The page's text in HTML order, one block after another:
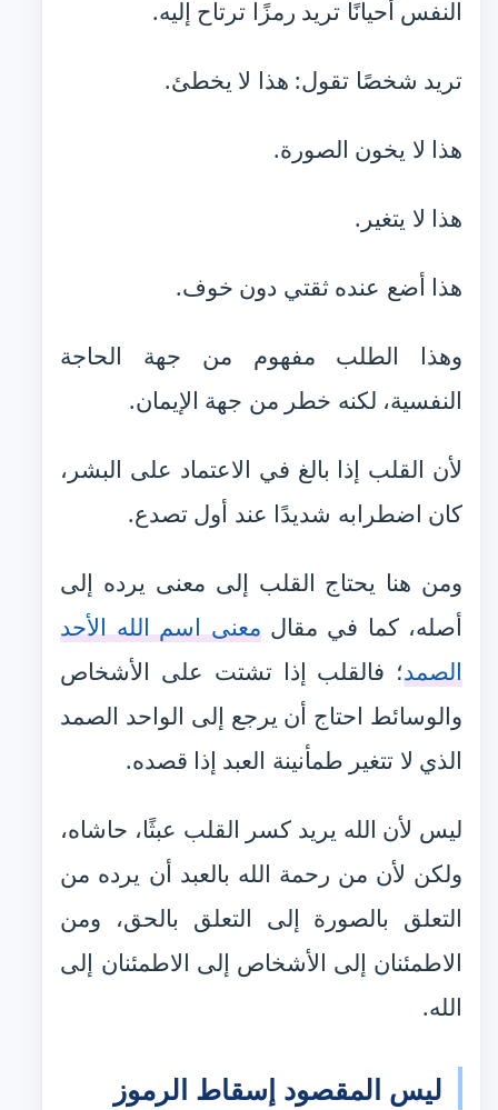
النفس أحيانًا تريد رمزًا ترتاح إليه.
تريد شخصًا تقول: هذا لا يخطئ.
هذا لا يخون الصورة.
هذا لا يتغير.
هذا أضع عنده ثقتي دون خوف.
وهذا الطلب مفهوم من جهة الحاجة
النفسية، لكنه خطر من جهة الإيمان.
لأن القلب إذا بالغ في الاعتماد على البشر،
كان اضطرابه شديدًا عند أول تصدع.
ومن هنا يحتاج القلب إلى معنى يرده إلى
أصله، كما في مقالمعنى اسم الله الأحد
الصمد؛ فالقلب إذا تشتت على الأشخاص
والوسائط احتاج أن يرجع إلى الواحد الصمد
الذي لا تتغير طمأنينة العبد إذا قصده.
ليس لأن الله يريد كسر القلب عبثًا، حاشاه،
ولكن لأن من رحمة الله بالعبد أن يرده من
التعلق بالصورة إلى التعلق بالحق، ومن
الاطمئنان إلى الأشخاص إلى الاطمئنان إلى
الله.
ليس المقصود إسقاط الرموز